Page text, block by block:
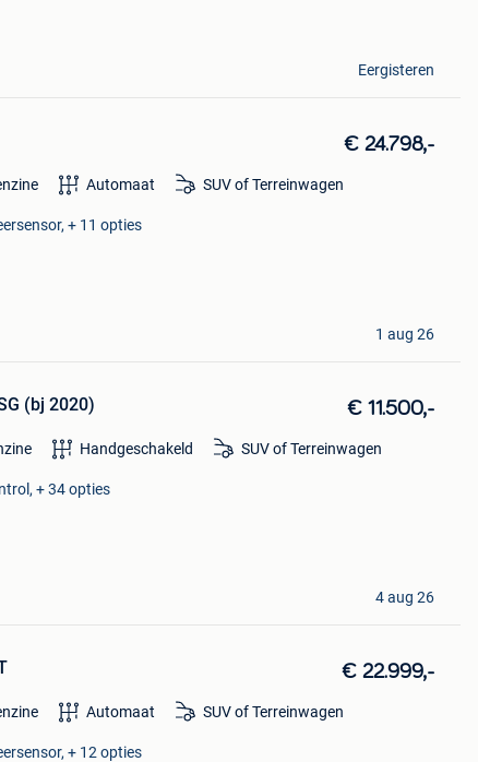
Eergisteren
€ 24.798,-
Automaat SUV of Terreinwagen
+ 11 opties
1 aug 26
(bj 2020) € 11.500,-
Handgeschakeld SUV of Terreinwagen
+ 34 opties
4 aug 26
€ 22.999,-
Automaat SUV of Terreinwagen
+ 12 opties